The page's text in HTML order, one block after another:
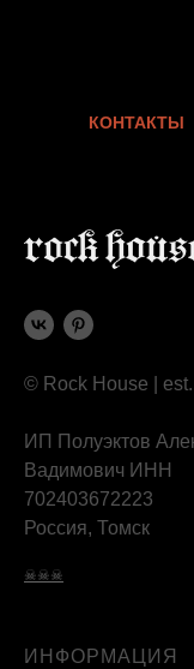
КОНТАКТЫ
© Rock House |
ИП Полуэктов
Вадимович ИНН
702403672223
Россия, Томск
☠☠☠
ИНФОРМАЦИЯ